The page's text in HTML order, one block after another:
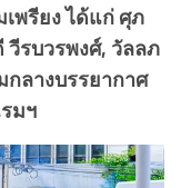
พรียง ได้แก่ ศุภ
รบวรพงศ์, วัลลภ
ลางบรรยากาศ
มฯ